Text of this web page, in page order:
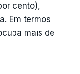
cento),
Em termos
mais de